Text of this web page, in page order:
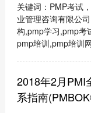
关键词：PMP考试
业管理咨询有限公
构,pmp学习,pmp考
pmp培训,pmp培训
2018年2月PMI
系指南